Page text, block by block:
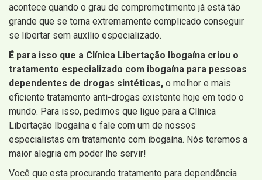
acontece quando o grau de comprometimento já está tão
grande que se torna extremamente complicado conseguir
se libertar sem auxílio especializado.
É para isso que a Clínica Libertação Ibogaína criou o
tratamento especializado com ibogaína para pessoas
dependentes de drogas sintéticas, o melhor e mais
eficiente tratamento anti-drogas existente hoje em todo o
mundo. Para isso, pedimos que ligue para a Clínica
Libertação Ibogaína e fale com um de nossos
especialistas em tratamento com ibogaína. Nós teremos a
maior alegria em poder lhe servir!
Você que esta procurando tratamento para dependência